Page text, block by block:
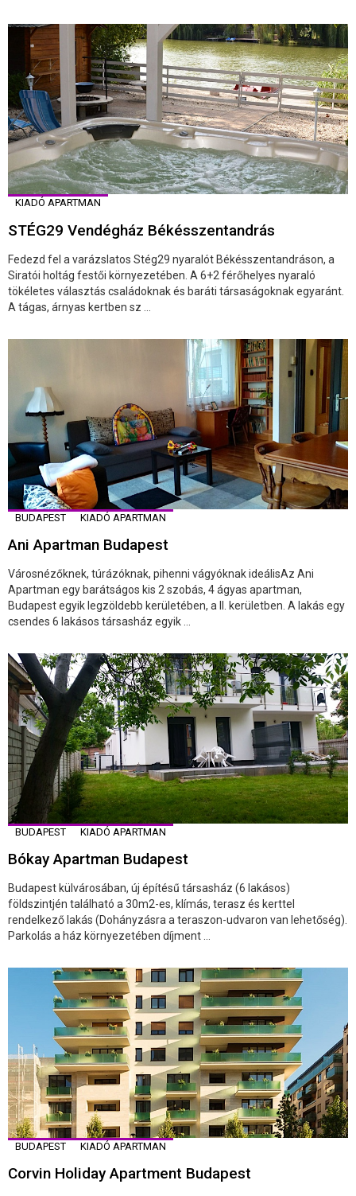
KIADÓ APARTMAN
STÉG29 Vendégház Békésszentandrás
Fedezd fel a varázslatos Stég29 nyaralót Békésszentandráson, a
Siratói holtág festői környezetében. A 6+2 férőhelyes nyaraló
tökéletes választás családoknak és baráti társaságoknak egyaránt.
A tágas, árnyas kertben sz ...
BUDAPEST KIADÓ APARTMAN
Ani Apartman Budapest
Városnézőknek, túrázóknak, pihenni vágyóknak ideálisAz Ani
Apartman egy barátságos kis 2 szobás, 4 ágyas apartman,
Budapest egyik legzöldebb kerületében, a II. kerületben. A lakás egy
csendes 6 lakásos társasház egyik ...
BUDAPEST KIADÓ APARTMAN
Bókay Apartman Budapest
Budapest külvárosában, új építésű társasház (6 lakásos)
földszintjén található a 30m2-es, klímás, terasz és kerttel
rendelkező lakás (Dohányzásra a teraszon-udvaron van lehetőség).
Parkolás a ház környezetében díjment ...
BUDAPEST KIADÓ APARTMAN
Corvin Holiday Apartment Budapest